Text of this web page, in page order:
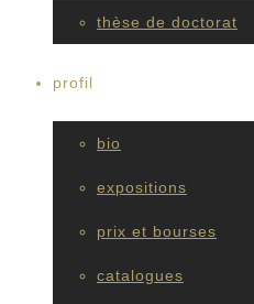
thèse de doctorat
profil
bio
expositions
prix et bourses
catalogues